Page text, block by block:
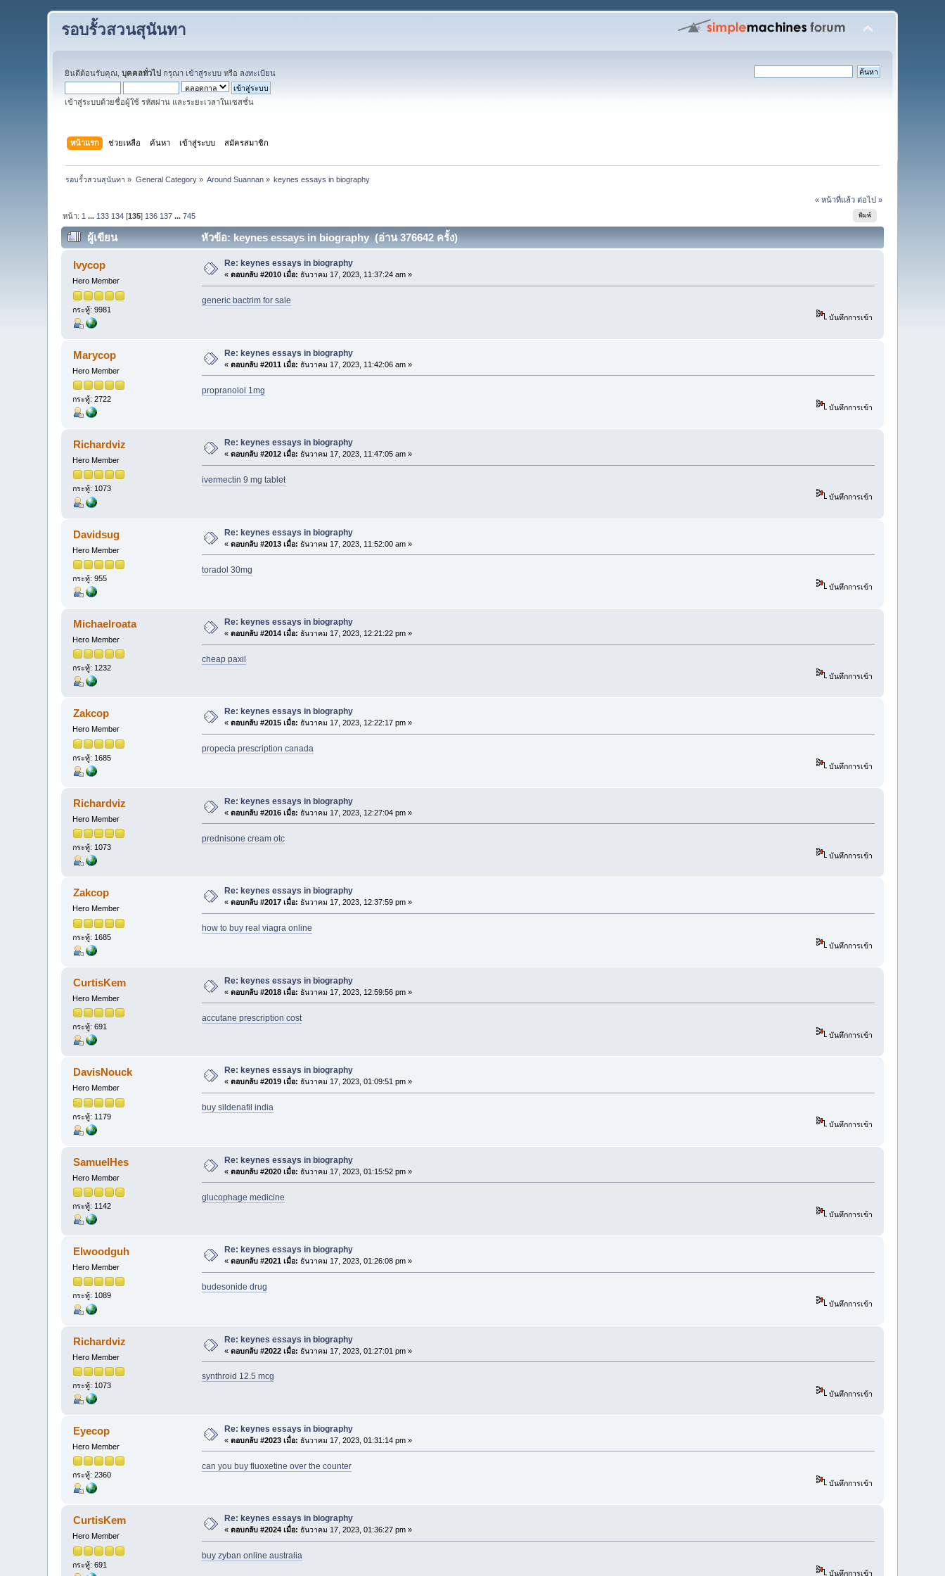
รอบรั้วสวนสุนันทา
ยินดีต้อนรับคุณ,บุคคลทั่วไป กรุณา เข้าสู่ระบบ หรือ ลงทะเบียน
เข้าสู่ระบบด้วยชื่อผู้ใช้ รหัสผ่าน และระยะเวลาในเซสชั่น
หน้าแรก ช่วยเหลือ ค้นหา เข้าสู่ระบบ สมัครสมาชิก
รอบรั้วสวนสุนันทา » General Category» Around Suannan » keynes essays in biography
« หน้าที่แล้ว ต่อไป »
พิมพ์
หน้า: 1 ... 133 134 [135] 136 137 ...745
ผู้เขียน หัวข้อ: keynes essays in biography (อ่าน 376642 ครั้ง)
Ivycop
Hero Member
กระทู้: 9981
Re: keynes essays in biography
«ตอบกลับ #2010 เมื่อ: ธันวาคม 17, 2023, 11:37:24 am »
generic bactrim for sale
บันทึกการเข้า
Marycop
Hero Member
กระทู้: 2722
Re: keynes essays in biography
«ตอบกลับ #2011 เมื่อ: ธันวาคม 17, 2023, 11:42:06 am »
propranolol 1mg
บันทึกการเข้า
Richardviz
Hero Member
กระทู้: 1073
Re: keynes essays in biography
«ตอบกลับ #2012 เมื่อ: ธันวาคม 17, 2023, 11:47:05 am »
ivermectin 9 mg tablet
บันทึกการเข้า
Davidsug
Hero Member
กระทู้: 955
Re: keynes essays in biography
«ตอบกลับ #2013 เมื่อ: ธันวาคม 17, 2023, 11:52:00 am »
toradol 30mg
บันทึกการเข้า
Michaelroata
Hero Member
กระทู้: 1232
Re: keynes essays in biography
«ตอบกลับ #2014 เมื่อ: ธันวาคม 17, 2023, 12:21:22 pm »
cheap paxil
บันทึกการเข้า
Zakcop
Hero Member
กระทู้: 1685
Re: keynes essays in biography
«ตอบกลับ #2015 เมื่อ: ธันวาคม 17, 2023, 12:22:17 pm »
propecia prescription canada
บันทึกการเข้า
Richardviz
Hero Member
กระทู้: 1073
Re: keynes essays in biography
«ตอบกลับ #2016 เมื่อ: ธันวาคม 17, 2023, 12:27:04 pm »
prednisone cream otc
บันทึกการเข้า
Zakcop
Hero Member
กระทู้: 1685
Re: keynes essays in biography
«ตอบกลับ #2017 เมื่อ: ธันวาคม 17, 2023, 12:37:59 pm »
how to buy real viagra online
บันทึกการเข้า
CurtisKem
Hero Member
กระทู้: 691
Re: keynes essays in biography
«ตอบกลับ #2018 เมื่อ: ธันวาคม 17, 2023, 12:59:56 pm »
accutane prescription cost
บันทึกการเข้า
DavisNouck
Hero Member
กระทู้: 1179
Re: keynes essays in biography
«ตอบกลับ #2019 เมื่อ: ธันวาคม 17, 2023, 01:09:51 pm »
buy sildenafil india
บันทึกการเข้า
SamuelHes
Hero Member
กระทู้: 1142
Re: keynes essays in biography
«ตอบกลับ #2020 เมื่อ: ธันวาคม 17, 2023, 01:15:52 pm »
glucophage medicine
บันทึกการเข้า
Elwoodguh
Hero Member
กระทู้: 1089
Re: keynes essays in biography
«ตอบกลับ #2021 เมื่อ: ธันวาคม 17, 2023, 01:26:08 pm »
budesonide drug
บันทึกการเข้า
Richardviz
Hero Member
กระทู้: 1073
Re: keynes essays in biography
«ตอบกลับ #2022 เมื่อ: ธันวาคม 17, 2023, 01:27:01 pm »
synthroid 12.5 mcg
บันทึกการเข้า
Eyecop
Hero Member
กระทู้: 2360
Re: keynes essays in biography
«ตอบกลับ #2023 เมื่อ: ธันวาคม 17, 2023, 01:31:14 pm »
can you buy fluoxetine over the counter
บันทึกการเข้า
CurtisKem
Hero Member
กระทู้: 691
Re: keynes essays in biography
«ตอบกลับ #2024 เมื่อ: ธันวาคม 17, 2023, 01:36:27 pm »
buy zyban online australia
บันทึกการเข้า